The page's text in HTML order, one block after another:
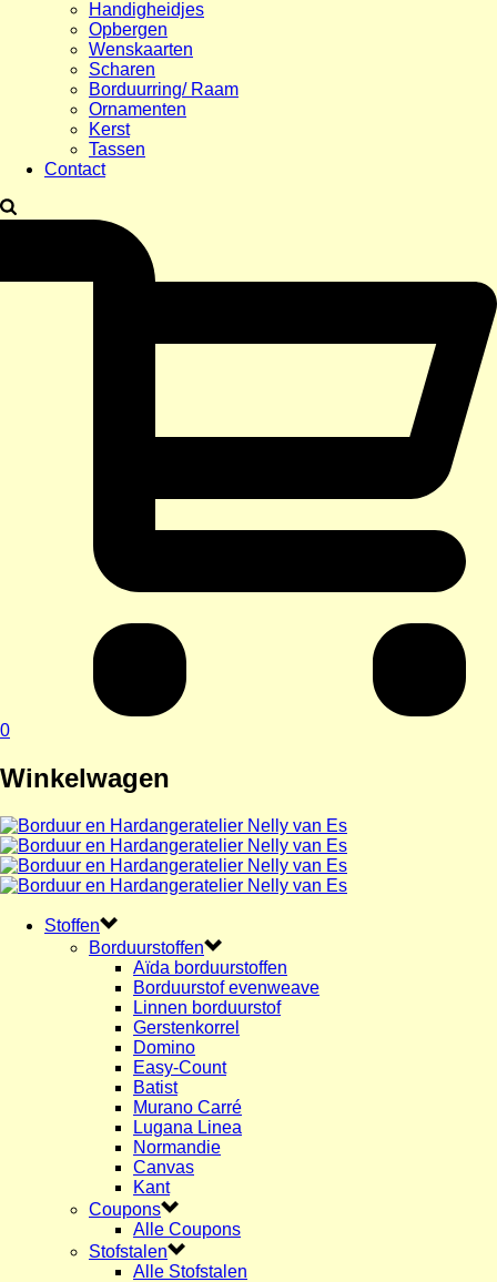
Handigheidjes
Opbergen
Wenskaarten
Scharen
Borduurring/ Raam
Ornamenten
Kerst
Tassen
Contact
0
Winkelwagen
Stoffen
Borduurstoffen
Aïda borduurstoffen
Borduurstof evenweave
Linnen borduurstof
Gerstenkorrel
Domino
Easy-Count
Batist
Murano Carré
Lugana Linea
Normandie
Canvas
Kant
Coupons
Alle Coupons
Stofstalen
Alle Stofstalen